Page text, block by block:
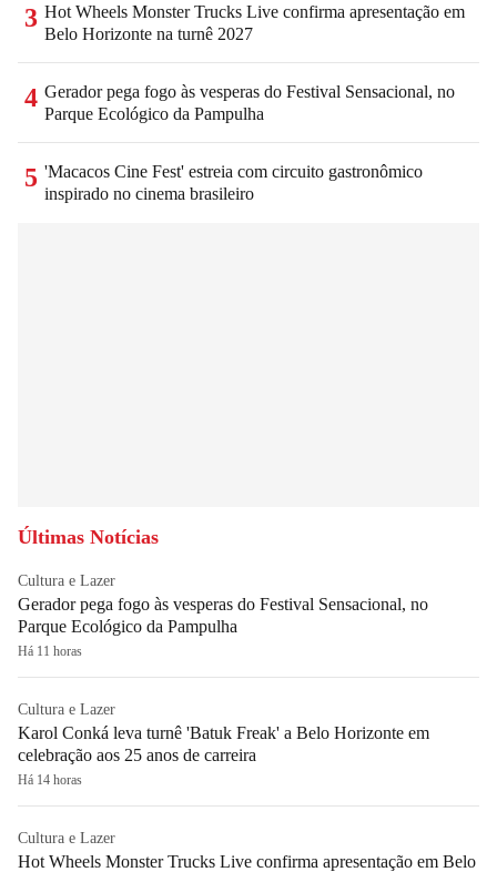
3 Hot Wheels Monster Trucks Live confirma apresentação em
Belo Horizonte na turnê 2027
4 Gerador pega fogo às vesperas do Festival Sensacional, no
Parque Ecológico da Pampulha
5 'Macacos Cine Fest' estreia com circuito gastronômico
inspirado no cinema brasileiro
Últimas Notícias
Cultura e Lazer
Gerador pega fogo às vesperas do Festival Sensacional, no
Parque Ecológico da Pampulha
Há 11 horas
Cultura e Lazer
Karol Conká leva turnê 'Batuk Freak' a Belo Horizonte em
celebração aos 25 anos de carreira
Há 14 horas
Cultura e Lazer
Hot Wheels Monster Trucks Live confirma apresentação em Belo